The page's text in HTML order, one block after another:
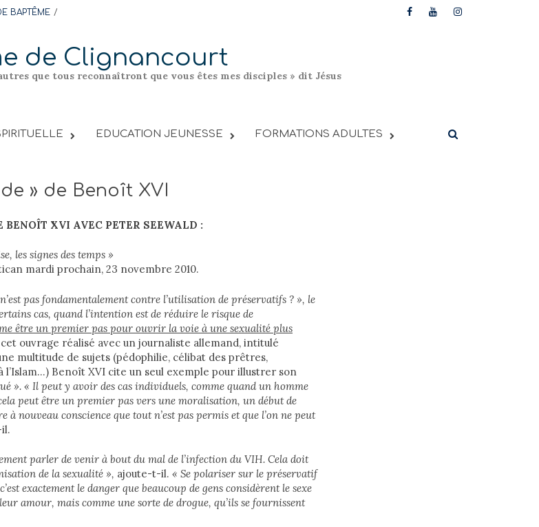
BAPTÊME
de Clignancourt
que tous reconnaîtront que vous êtes mes disciples » dit Jésus
EDUCATION JEUNESSE FORMATIONS ADULTES
» de Benoît XVI
XVI AVEC PETER SEEWALD :
les signes des temps »
mardi prochain, 23 novembre 2010.
pas fondamentalement contre l’utilisation de préservatifs ? », le
cas, quand l’intention est de réduire le risque de
être un premier pas pour ouvrir la voie à une sexualité plus
cet ouvrage réalisé avec un journaliste allemand, intitulé
multitude de sujets (pédophilie, célibat des prêtres,
Benoît XVI cite un seul exemple pour illustrer son
». « Il peut y avoir des cas individuels, comme quand un homme
peut être un premier pas vers une moralisation, un début de
nouveau conscience que tout n’est pas permis et que l’on ne peut
parler de venir à bout du mal de l’infection du VIH. Cela doit
de la sexualité », ajoute-t-il. « Se polariser sur le préservatif
exactement le danger que beaucoup de gens considèrent le sexe
amour, mais comme une sorte de drogue, qu’ils se fournissent